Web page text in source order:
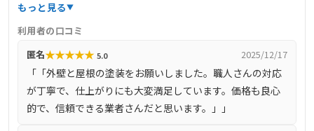
みを活かし、高品質な塗装を良心価格で提供することが可
能です。また、外壁診断士が在籍しており、外壁や屋根の
状態を正確に診断し、適切な提案を行っています。施工後
のアフターフォローも充実しており、地域密着型のサービ
スでお客様から信頼を得ています。
もっと見る
利用者の口コミ
匿名★★★★★ 5.0 2025/12/17
「「外壁と屋根の塗装をお願いしました。職人さんの対応
が丁寧で、仕上がりにも大変満足しています。価格も良心
的で、信頼できる業者さんだと思います。」」